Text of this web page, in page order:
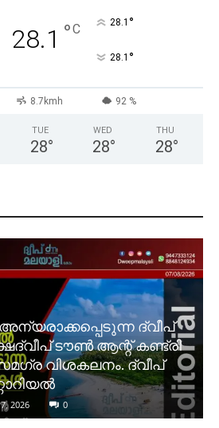
28.1 °C 28.1 °
28.1 °
8.7kmh 92 %
TUE
28°
WED
28°
THU
28°
ദ്വീപ്
ടൗൺ ആന്റ് കണ്ട്രി
വിശകലനം. ദ്വീപ്
2026 0